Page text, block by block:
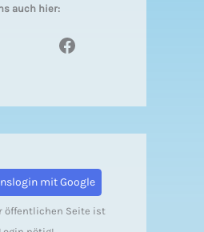
auch hier:
Facebook
mit Google
öffentlichen Seite ist